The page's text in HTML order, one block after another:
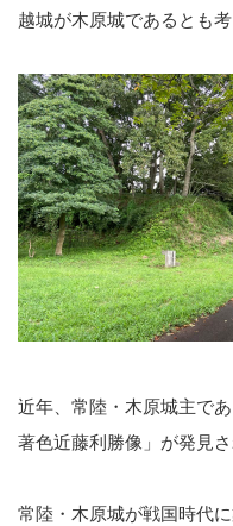
越城が木原城であるとも考
近年、常陸・木原城主で
著色近藤利勝像」が発見さ
常陸・木原城が戦国時代